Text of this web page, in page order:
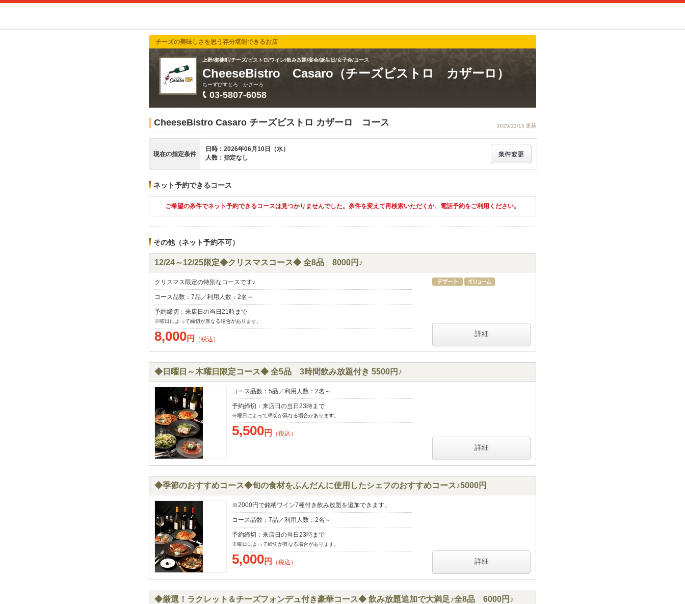
チーズの美味しさを思う存分堪能できるお店
上野/御徒町/チーズ/ビストロ/ワイン/飲み放題/宴会/誕生日/女子会/コース
CheeseBistro Casaro（チーズビストロ カザーロ）
ちーずびすとろ かざーろ
03-5807-6058
2025/12/15 更新
CheeseBistro Casaro チーズビストロ カザーロ コース
現在の指定条件
日時：2026年06月10日（水）
人数：指定なし
ネット予約できるコース
ご希望の条件でネット予約できるコースは見つかりませんでした。条件を変えて再検索いただくか、電話予約をご利用ください。
その他（ネット予約不可）
12/24～12/25限定◆クリスマスコース◆ 全8品 8000円♪
クリスマス限定の特別なコースです♪
コース品数：7品／利用人数：2名～
予約締切：来店日の当日21時まで
※曜日によって締切が異なる場合があります。
8,000円 （税込）
詳細
◆日曜日～木曜日限定コース◆ 全5品 3時間飲み放題付き 5500円♪
コース品数：5品／利用人数：2名～
予約締切：来店日の当日23時まで
※曜日によって締切が異なる場合があります。
5,500円 （税込）
詳細
◆季節のおすすめコース◆旬の食材をふんだんに使用したシェフのおすすめコース♪5000円
※2000円で銘柄ワイン7種付き飲み放題を追加できます。
コース品数：7品／利用人数：2名～
予約締切：来店日の当日23時まで
※曜日によって締切が異なる場合があります。
5,000円 （税込） 詳細
◆厳選！ラクレット＆チーズフォンデュ付き豪華コース◆ 飲み放題追加で大満足♪全8品 6000円♪